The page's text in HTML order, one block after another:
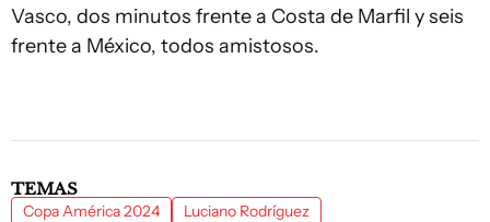
Vasco, dos minutos frente a Costa de Marfil y seis
frente a México, todos amistosos.
TEMAS
Copa América 2024
Luciano Rodríguez